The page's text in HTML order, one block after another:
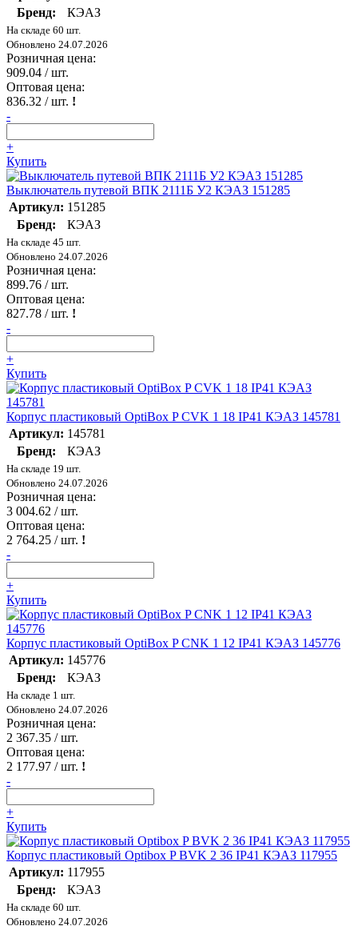
Бренд:
КЭАЗ
На складе 60 шт.
Обновлено 24.07.2026
Розничная цена:
909.04 / шт.
Оптовая цена:
836.32 / шт. !
-
+
Купить
Выключатель путевой ВПК 2111Б У2 КЭАЗ 151285
Артикул: 151285
Бренд:
КЭАЗ
На складе 45 шт.
Обновлено 24.07.2026
Розничная цена:
899.76 / шт.
Оптовая цена:
827.78 / шт. !
-
+
Купить
Корпус пластиковый OptiBox P CVK 1 18 IP41 КЭАЗ 145781
Артикул: 145781
Бренд:
КЭАЗ
На складе 19 шт.
Обновлено 24.07.2026
Розничная цена:
3 004.62 / шт.
Оптовая цена:
2 764.25 / шт. !
-
+
Купить
Корпус пластиковый OptiBox P CNK 1 12 IP41 КЭАЗ 145776
Артикул: 145776
Бренд:
КЭАЗ
На складе 1 шт.
Обновлено 24.07.2026
Розничная цена:
2 367.35 / шт.
Оптовая цена:
2 177.97 / шт. !
-
+
Купить
Корпус пластиковый Optibox P BVK 2 36 IP41 КЭАЗ 117955
Артикул: 117955
Бренд:
КЭАЗ
На складе 60 шт.
Обновлено 24.07.2026